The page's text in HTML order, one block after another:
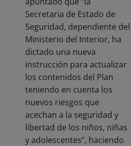
Secretaria de Estado de
Seguridad, dependiente del
Ministerio del Interior, ha
dictado una nueva
instrucción para actualizar
los contenidos del Plan
teniendo en cuenta los
nuevos riesgos que
acechan a la seguridad y
libertad de los niños, niñas
y adolescentes”, haciendo